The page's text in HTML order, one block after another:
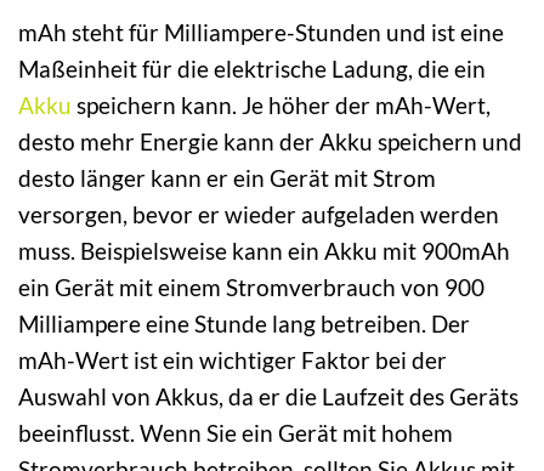
mAh steht für Milliampere-Stunden und ist eine
Maßeinheit für die elektrische Ladung, die ein
Akku speichern kann. Je höher der mAh-Wert,
desto mehr Energie kann der Akku speichern und
desto länger kann er ein Gerät mit Strom
versorgen, bevor er wieder aufgeladen werden
muss. Beispielsweise kann ein Akku mit 900mAh
ein Gerät mit einem Stromverbrauch von 900
Milliampere eine Stunde lang betreiben. Der
mAh-Wert ist ein wichtiger Faktor bei der
Auswahl von Akkus, da er die Laufzeit des Geräts
beeinflusst. Wenn Sie ein Gerät mit hohem